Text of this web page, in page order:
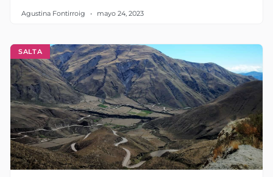
Agustina Fontirroig mayo 24, 2023
SALTA